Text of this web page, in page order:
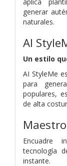
generar
naturales.
AI
Un estilo
AI StyleMe
para
populares,
de alta
Encuadre
tecnología
instante.